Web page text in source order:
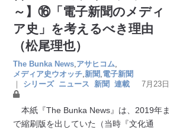
～】⑯「電子新聞のメディ
ア史」を考えるべき理由
（松尾理也）
The Bunka News アサヒコム
メディア史ウオッチ 新聞 電子新聞
｜
シリーズ ニュース 新聞 連載 7月23日
本紙『The Bunka News』は、2019年ま
で縮刷版を出していた（当時『文化通